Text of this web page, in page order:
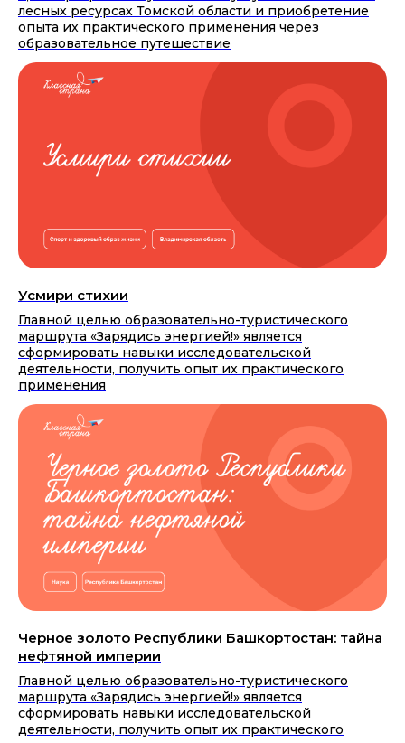
лесных ресурсах Томской области и приобретение
опыта их практического применения через
образовательное путешествие
Усмири стихии
Главной целью образовательно-туристического
маршрута «Зарядись энергией!» является
сформировать навыки исследовательской
деятельности, получить опыт их практического
применения
Черное золото Республики Башкортостан: тайна
нефтяной империи
Главной целью образовательно-туристического
маршрута «Зарядись энергией!» является
сформировать навыки исследовательской
деятельности, получить опыт их практического